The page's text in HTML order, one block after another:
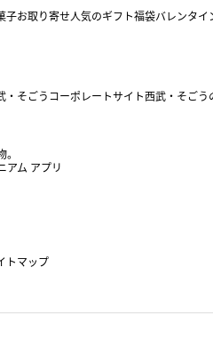
子お取り寄せ人気のギフト福袋バレンタイ
・そごうコーポレートサイト西武・そごう
アム アプリ
トマップ